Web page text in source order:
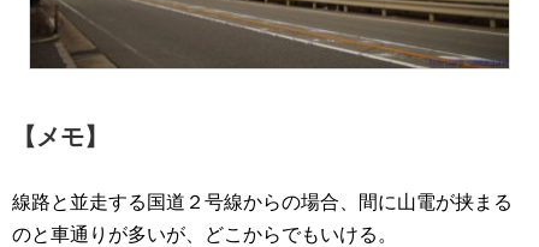
【メモ】
線路と並走する国道２号線からの場合、間に山電が挟まる
のと車通りが多いが、どこからでもいける。